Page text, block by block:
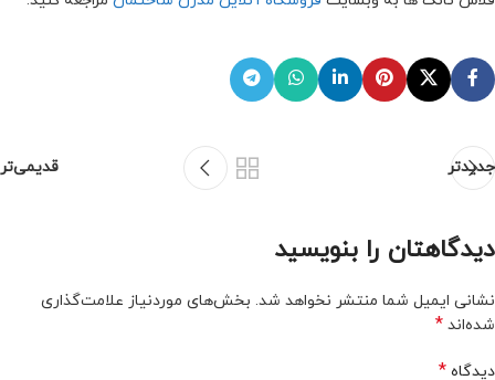
جدیدتر قدیمی‌تر
دیدگاهتان را بنویسید
نشانی ایمیل شما منتشر نخواهد شد. بخش‌های موردنیاز علامت‌گذاری
شده‌اند *
دیدگاه *